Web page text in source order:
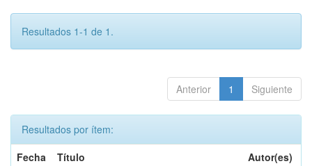
Resultados 1-1 de 1.
Anterior 1 Siguiente
Resultados por ítem:
Fecha
Título
Autor(es)